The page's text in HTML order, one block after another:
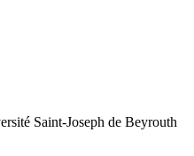
Saint-Joseph de Beyrouth